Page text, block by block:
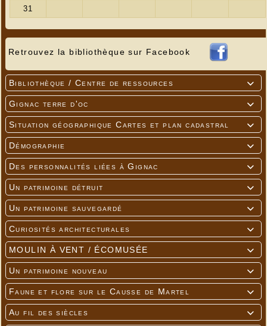
Retrouvez la bibliothèque sur Facebook

Bibliothèque / Centre de ressources

Gignac terre d'oc

Situation géographique Cartes et plan cadastral

Démographie

Des personnalités liées à Gignac

Un patrimoine détruit

Un patrimoine sauvegardé

Curiosités architecturales

MOULIN À VENT / ÉCOMUSÉE

Un patrimoine nouveau

Faune et flore sur le Causse de Martel

Au fil des siècles